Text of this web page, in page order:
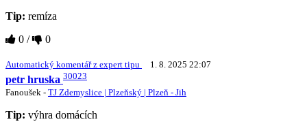
Tip: remíza
0 / 0
Automatický komentář z expert tipu 1. 8. 2025 22:07
petr hruska 30023
Fanoušek - TJ Zdemyslice | Plzeňský | Plzeň - Jih
Tip: výhra domácích